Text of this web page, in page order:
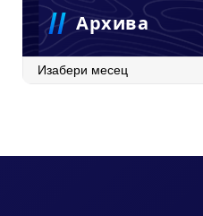
Архива
Архива